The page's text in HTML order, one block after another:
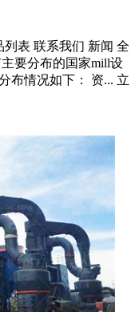
列表 联系我们 新闻 全
要分布的国家mill设
布情况如下： 资... 立